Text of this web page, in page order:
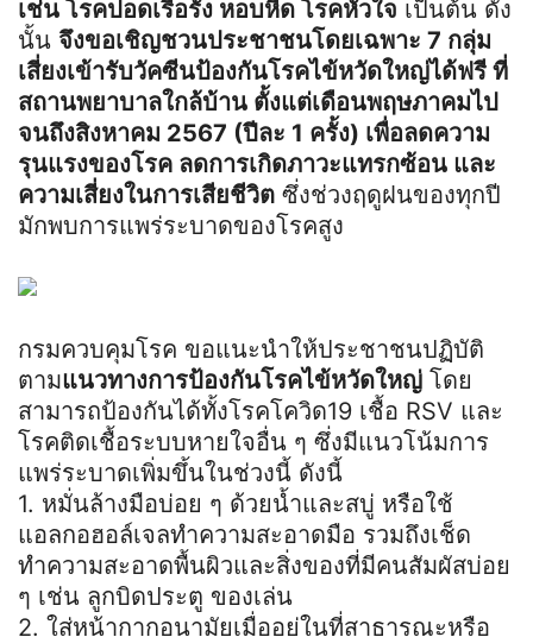
เช่น โรคปอดเรื้อรัง หอบหืด โรคหัวใจ เป็นต้น ดัง
นั้น จึงขอเชิญชวนประชาชนโดยเฉพาะ 7 กลุ่ม
เสี่ยงเข้ารับวัคซีนป้องกันโรคไข้หวัดใหญ่ได้ฟรี ที่
สถานพยาบาลใกล้บ้าน ตั้งแต่เดือนพฤษภาคมไป
จนถึงสิงหาคม 2567 (ปีละ 1 ครั้ง) เพื่อลดความ
รุนแรงของโรค ลดการเกิดภาวะแทรกซ้อน และ
ความเสี่ยงในการเสียชีวิต ซึ่งช่วงฤดูฝนของทุกปี
มักพบการแพร่ระบาดของโรคสูง
กรมควบคุมโรค ขอแนะนำให้ประชาชนปฏิบัติ
ตามแนวทางการป้องกันโรคไข้หวัดใหญ่ โดย
สามารถป้องกันได้ทั้งโรคโควิด19 เชื้อ RSV และ
โรคติดเชื้อระบบหายใจอื่น ๆ ซึ่งมีแนวโน้มการ
แพร่ระบาดเพิ่มขึ้นในช่วงนี้ ดังนี้
1. หมั่นล้างมือบ่อย ๆ ด้วยน้ำและสบู่ หรือใช้
แอลกอฮอล์เจลทำความสะอาดมือ รวมถึงเช็ด
ทำความสะอาดพื้นผิวและสิ่งของที่มีคนสัมผัสบ่อย
ๆ เช่น ลูกบิดประตู ของเล่น
2. ใส่หน้ากากอนามัยเมื่ออยู่ในที่สาธารณะหรือ